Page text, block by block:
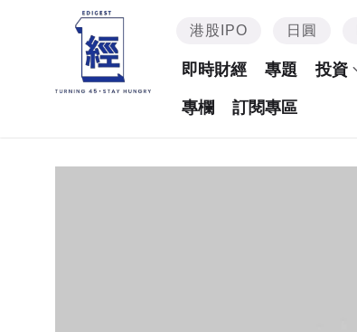
港股IPO 日圓
即時財經 專題 投資
專欄 訂閱專區